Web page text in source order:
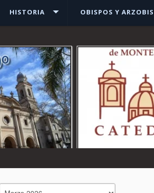
HISTORIA OBISPOS Y
más Ver